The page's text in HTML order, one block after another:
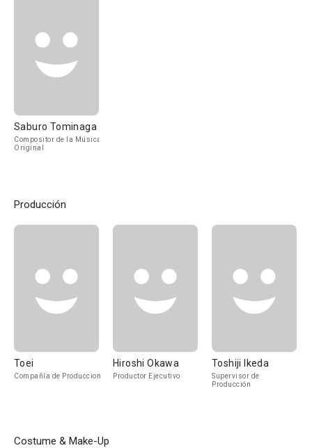
Saburo Tominaga
Compositor de la Música
Original
Producción
Toei
Compañía de Produccion
Hiroshi Okawa
Productor Ejecutivo
Toshiji Ikeda
Supervisor de
Producción
Costume & Make-Up